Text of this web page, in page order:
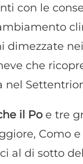
con le
dimezzate
che
nel
il Poe tre
Como
al di sotto